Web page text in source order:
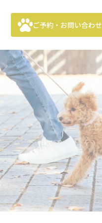
ご予約・お問い合わせ